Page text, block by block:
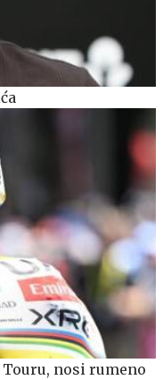
Touru, nosi rumeno